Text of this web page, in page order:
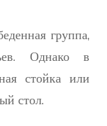
группа,
Однако в
стойка или
стол.